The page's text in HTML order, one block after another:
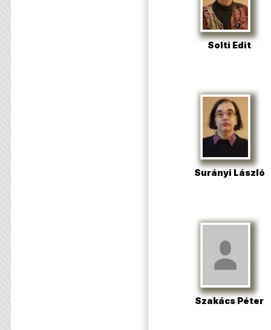
Solti Edit
Surányi László
Szakács Péter